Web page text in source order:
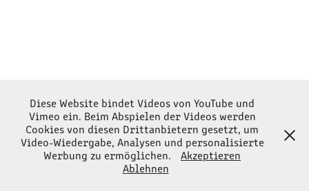
IMPRESSUM
Diese Website bindet Videos von YouTube und
Vimeo ein. Beim Abspielen der Videos werden
Cookies von diesen Drittanbietern gesetzt, um
Video-Wiedergabe, Analysen und personalisierte
Werbung zu ermöglichen.
Akzeptieren
Ablehnen